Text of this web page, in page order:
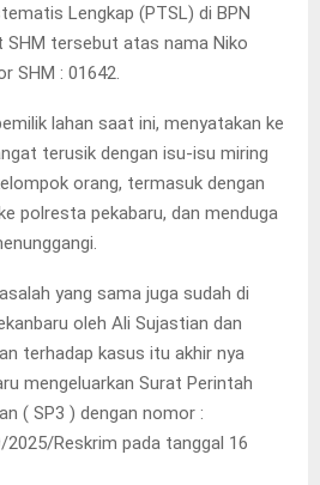
Lengkap (PTSL) di BPN
SHM tersebut atas nama Niko
SHM : 01642.
lahan saat ini, menyatakan ke
terusik dengan isu-isu miring
orang, termasuk dengan
polresta pekabaru, dan menduga
yang sama juga sudah di
oleh Ali Sujastian dan
terhadap kasus itu akhir nya
mengeluarkan Surat Perintah
( SP3 ) dengan nomor :
2025/Reskrim pada tanggal 16